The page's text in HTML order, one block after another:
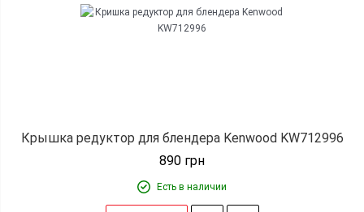
Крышка редуктор для блендера Kenwood KW712996
890 грн
Есть в наличии